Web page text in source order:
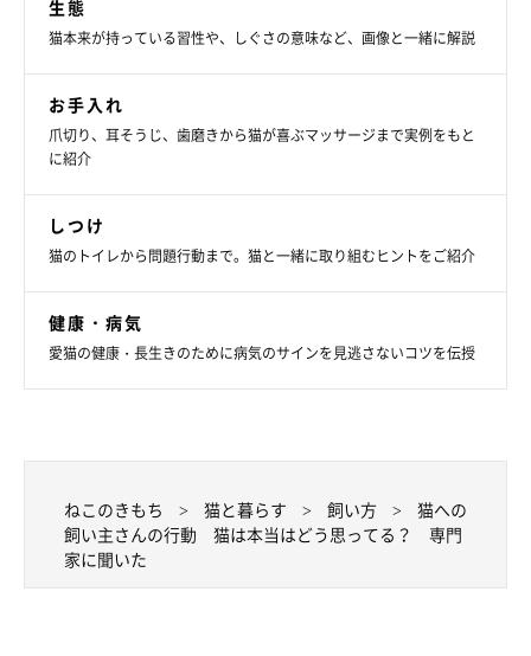
生態
猫本来が持っている習性や、しぐさの意味など、画像と一緒に解説
お手入れ
爪切り、耳そうじ、歯磨きから猫が喜ぶマッサージまで実例をもと
に紹介
しつけ
猫のトイレから問題行動まで。猫と一緒に取り組むヒントをご紹介
健康・病気
愛猫の健康・長生きのために病気のサインを見逃さないコツを伝授
ねこのきもち 猫と暮らす 飼い方
猫への
飼い主さんの行動 猫は本当はどう思ってる？ 専門
家に聞いた